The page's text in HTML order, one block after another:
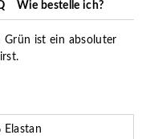
Wie bestelle ich?
Grün ist ein absoluter